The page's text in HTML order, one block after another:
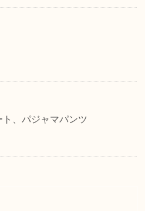
、パジャマパンツ